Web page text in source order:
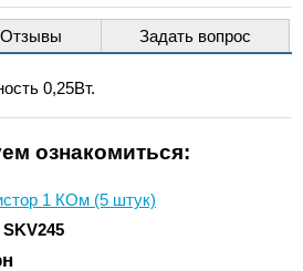
Отзывы Задать вопрос
0,25Вт.
ознакомиться:
1 КОм (5 штук)
SKV245